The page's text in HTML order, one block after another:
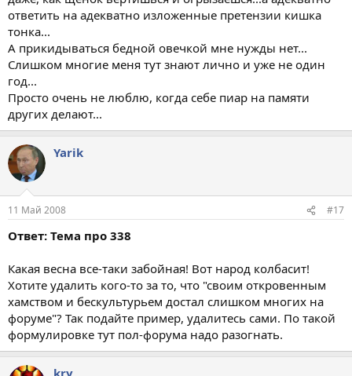
ответить на адекватно изложенные претензии кишка
тонка...
А прикидываться бедной овечкой мне нужды нет...
Слишком многие меня тут знают лично и уже не один
год...
Просто очень не люблю, когда себе пиар на памяти
других делают...
Yarik
11 Май 2008 #17
Ответ: Тема про 338
Какая весна все-таки забойная! Вот народ колбасит!
Хотите удалить кого-то за то, что "своим откровенным
хамством и бескультурьем достал слишком многих на
форуме"? Так подайте пример, удалитесь сами. По такой
формулировке тут пол-форума надо разогнать.